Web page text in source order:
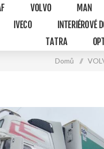
VOLVO MAN
IVECO INTERIÉROVÉ
TATRA
Domů /